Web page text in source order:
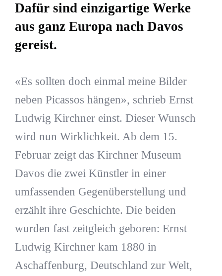
Dafür sind einzigartige Werke
aus ganz Europa nach Davos
gereist.
«Es sollten doch einmal meine Bilder
neben Picassos hängen», schrieb Ernst
Ludwig Kirchner einst. Dieser Wunsch
wird nun Wirklichkeit. Ab dem 15.
Februar zeigt das Kirchner Museum
Davos die zwei Künstler in einer
umfassenden Gegenüberstellung und
erzählt ihre Geschichte. Die beiden
wurden fast zeitgleich geboren: Ernst
Ludwig Kirchner kam 1880 in
Aschaffenburg, Deutschland zur Welt,